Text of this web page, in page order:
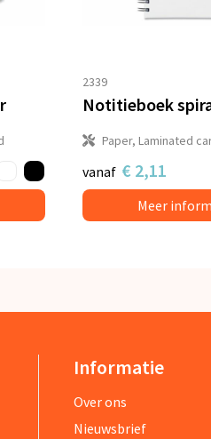
2339
Notitieboek
Paper, Laminated
vanaf € 2,11
Meer
Informatie
Over ons
Nieuwsbrief